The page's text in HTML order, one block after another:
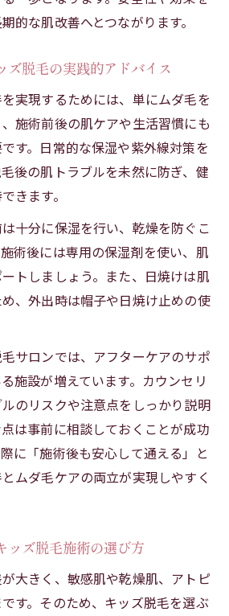
的な肌改善へとつながります。
ズ脱毛の実践的アドバイス
実現するためには、単にムダ毛を
施術前後の肌ケアや生活習慣にも
す。日常的な保湿や紫外線対策を
後の肌トラブルを未然に防ぎ、健
きます。
十分に保湿を行い、乾燥を防ぐこ
術後には専用の保湿剤を使い、肌
トしましょう。また、日焼けは肌
、外出時は帽子や日焼け止めの使
サロンでは、アフターケアのサポ
施設が増えています。カウンセリ
のリスクや注意点をしっかり説明
は事前に相談しておくことが成功
に「施術後も安心して通える」と
ムダ毛ケアの両立が実現しやすく
ッズ脱毛施術の選び方
大きく、敏感肌や乾燥肌、アトピ
す。そのため、キッズ脱毛を選ぶ